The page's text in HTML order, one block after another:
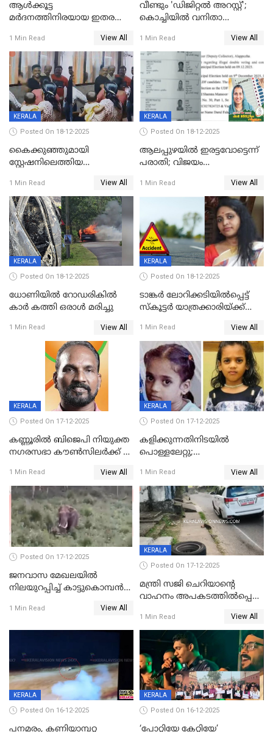
ആൾക്കൂട്ട
മർദനത്തിനിരയായ ഇതര
നടുക്കുന്ന സംഭവം
വാളയാറിൽ
1 Min Read View All
വീണ്ടും 'ഡിജിറ്റല്‍ അറസ്റ്റ്';
കൊച്ചിയില്‍ വനിതാ
കോടി രൂപ
1 Min Read View All
KERALA
Posted On 18-12-2025
കൈക്കുഞ്ഞുമായി
സ്റ്റേഷനിലെത്തിയ
കരണത്തടിച്ചു; CC ടിവി
ദൃശ്യങ്ങൾ പുറത്ത്
1 Min Read View All
KERALA
Posted On 18-12-2025
ആലപ്പുഴയിൽ ഇരട്ടവോട്ടെന്ന്
പരാതി; വിജയം
വാർഡിലെ എൽഡിഎഫ്
സ്ഥാനാർത്ഥി
1 Min Read View All
KERALA
Posted On 18-12-2025
ധോണിയിൽ റോഡരികിൽ
കാർ കത്തി ഒരാൾ മരിച്ചു
1 Min Read View All
KERALA
Posted On 18-12-2025
ടാങ്കർ ലോറിക്കടിയിൽപ്പെട്ട്
സ്കൂട്ടർ യാത്രക്കാരിയ്ക്ക്
കണ്ടോത്ത് ദേശീയ പാതയിൽ
1 Min Read View All
KERALA
Posted On 17-12-2025
കണ്ണൂരിൽ ബിജെപി നിയുക്ത
നഗരസഭാ കൗൺസിലർക്ക് 36
1 Min Read View All
KERALA
Posted On 17-12-2025
കളിക്കുന്നതിനിടയിൽ
പൊള്ളലേറ്റു;
ക്ലാസ് വിദ്യാർത്ഥിനി മരിച്ചു
1 Min Read View All
Posted On 17-12-2025
ജനവാസ മേഖലയില്‍
നിലയുറപ്പിച്ച് കാട്ടുകൊമ്പന്‍
1 Min Read View All
KERALA
Posted On 17-12-2025
മന്ത്രി സജി ചെറിയാന്റെ
വാഹനം അപകടത്തിൽപ്പെട്ടു;
രക്ഷപ്പെട്ടത് തലനാരിടയ്ക്ക്
1 Min Read View All
KERALA
Posted On 16-12-2025
പനമരം, കണിയാമ്പറ്റ
KERALA
Posted On 16-12-2025
‘പോറ്റിയേ കേറ്റിയേ’